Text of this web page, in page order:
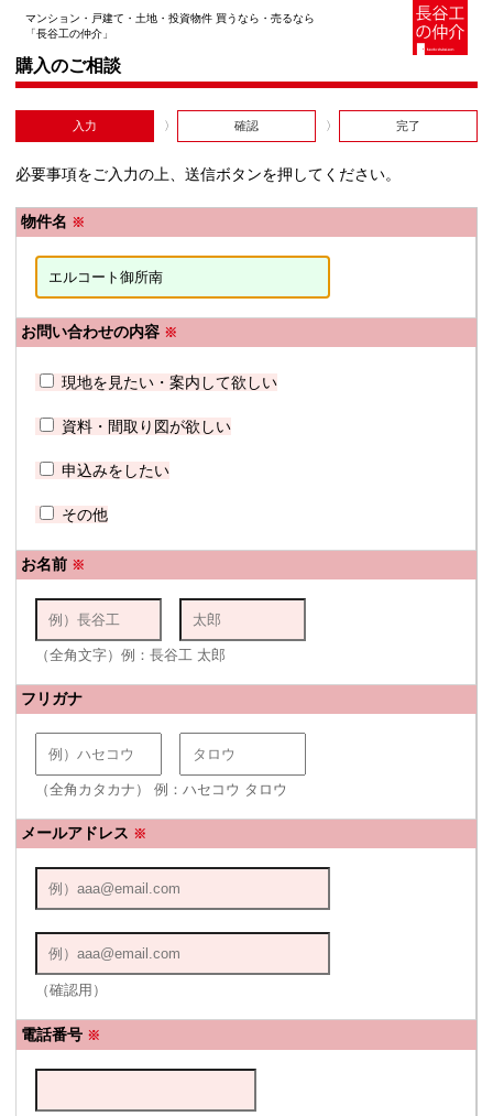
マンション・戸建て・土地・投資物件 買うなら・売るなら
「長谷工の仲介」
購入のご相談
入力 確認 完了
必要事項をご入力の上、送信ボタンを押してください。
物件名 ※
お問い合わせの内容 ※
現地を見たい・案内して欲しい
資料・間取り図が欲しい
申込みをしたい
その他
お名前 ※
（全角文字）例：長谷工 太郎
フリガナ
（全角カタカナ） 例：ハセコウ タロウ
メールアドレス ※
（確認用）
電話番号 ※